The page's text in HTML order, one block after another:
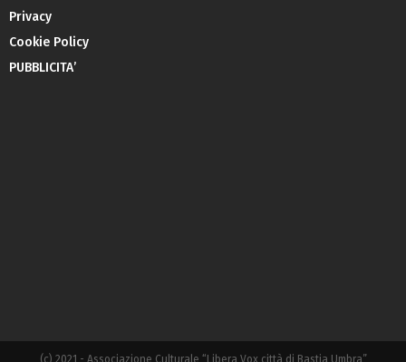
Privacy
Cookie Policy
PUBBLICITA’
(c) 2021 - Associazione Culturale “Libera Vox città di Bastia Umbra”